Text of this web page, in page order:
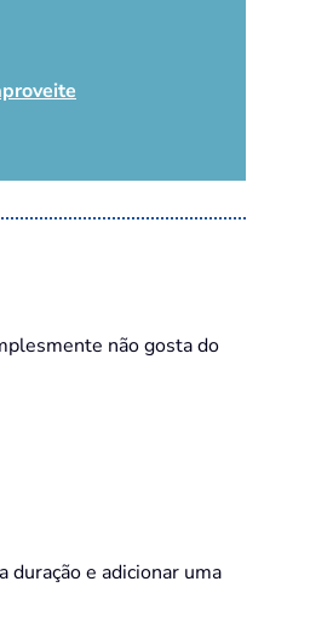
não gosta do
duração e adicionar uma